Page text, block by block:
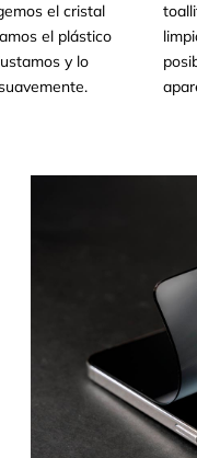
el cristal
el plástico
y lo